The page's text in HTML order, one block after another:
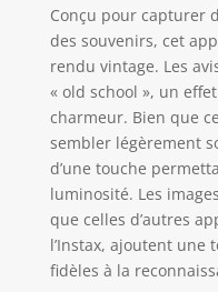
Conçu pour capturer
des souvenirs, cet
rendu vintage. Les
« old school », un
charmeur. Bien que
sembler légèrement
d’une touche
luminosité. Les
que celles d’autres
l’Instax, ajoutent
fidèles à la